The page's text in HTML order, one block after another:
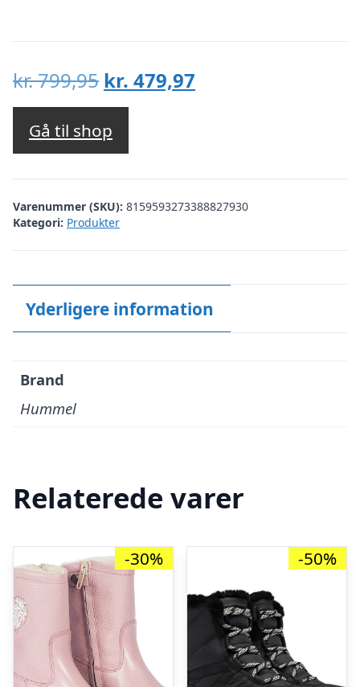
kr.799,95 Den
oprindelige
pris
var:
kr. 799,95.
kr. 479,97
kr. 479,97.
Gå til shop
Varenummer (SKU): 8159593273388827930
Kategori: Produkter
Yderligere information
Brand
Hummel
Relaterede varer
-30% -50%